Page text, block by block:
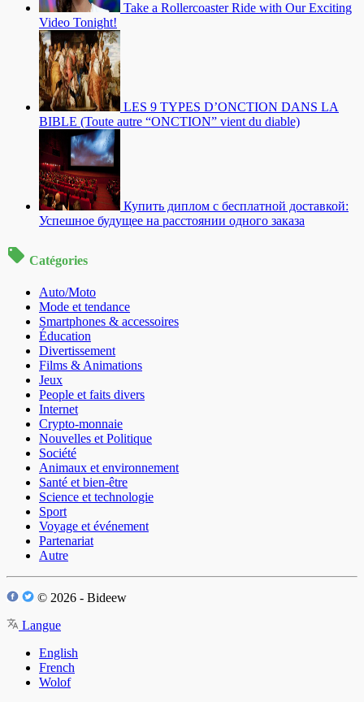
Take a Rollercoaster Ride with Our Exciting
Video Tonight!
LES 9 TYPES D’ONCTION DANS LA
BIBLE (Toute autre “ONCTION” vient du diable)
Купить диплом с бесплатной доставкой:
Успешное будущее на расстоянии одного заказа
Catégories
Auto/Moto
Mode et tendance
Smartphones & accessoires
Éducation
Divertissement
Films & Animations
Jeux
People et faits divers
Internet
Crypto-monnaie
Nouvelles et Politique
Société
Animaux et environnement
Santé et bien-être
Science et technologie
Sport
Voyage et événement
Partenariat
Autre
© 2026 - Bideew
Langue
English
French
Wolof